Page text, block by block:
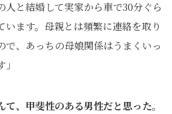
人と結婚して実家から車で30分ぐら
います。母親とは頻繁に連絡を取り
で、あっちの母娘関係はうまくいっ
て、甲斐性のある男性だと思った。